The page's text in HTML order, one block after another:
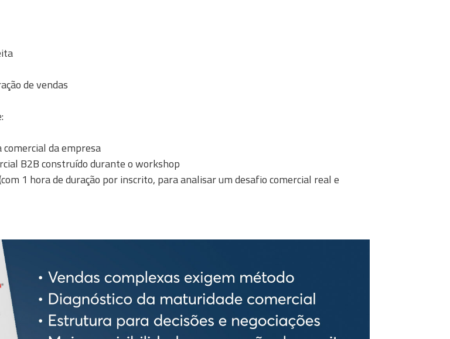
de vendas
da empresa
B2B construído durante o workshop
1 hora de duração por inscrito, para analisar um desafio comercial real e